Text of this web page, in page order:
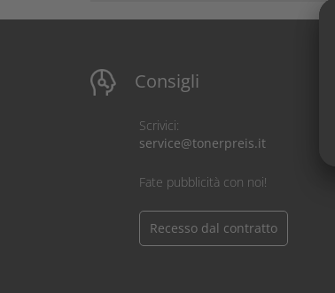
Consigli
Scrivici:
service@tonerpreis.it
Fate pubblicità con noi!
Recesso dal contratto